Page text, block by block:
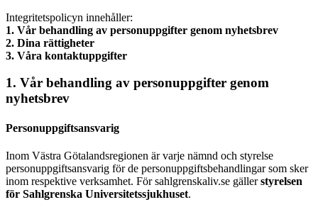
Integritetspolicyn innehåller:
1. Vår behandling av personuppgifter genom nyhetsbrev
2. Dina rättigheter
3. Våra kontaktuppgifter
1. Vår behandling av personuppgifter genom
nyhetsbrev
Personuppgiftsansvarig
Inom Västra Götalandsregionen är varje nämnd och styrelse
personuppgiftsansvarig för de personuppgiftsbehandlingar som sker
inom respektive verksamhet. För sahlgrenskaliv.se gällerstyrelsen
för Sahlgrenska Universitetssjukhuset.